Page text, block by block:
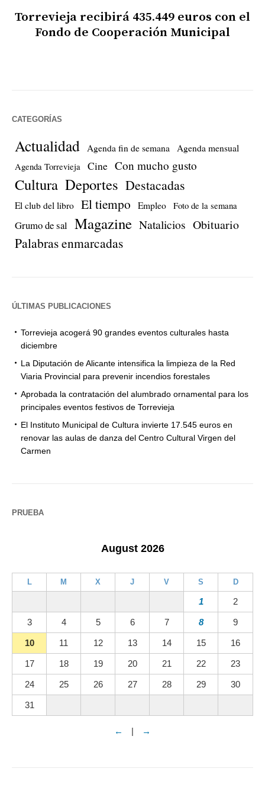
Torrevieja recibirá 435.449 euros con el
Fondo de Cooperación Municipal
CATEGORÍAS
Actualidad Agenda fin de semana Agenda mensual
Agenda Torrevieja Cine Con mucho gusto
Cultura Deportes Destacadas
El club del libro El tiempo Empleo Foto de la semana
Grumo de sal Magazine Natalicios Obituario
Palabras enmarcadas
ÚLTIMAS PUBLICACIONES
Torrevieja acogerá 90 grandes eventos culturales hasta
diciembre
La Diputación de Alicante intensifica la limpieza de la Red
Viaria Provincial para prevenir incendios forestales
Aprobada la contratación del alumbrado ornamental para los
principales eventos festivos de Torrevieja
El Instituto Municipal de Cultura invierte 17.545 euros en
renovar las aulas de danza del Centro Cultural Virgen del
Carmen
PRUEBA
August 2026
L M X J V S D
1 2
3 4 5 6 7 8 9
10 11 12 13 14 15 16
17 18 19 20 21 22 23
24 25 26 27 28 29 30
31
← | →